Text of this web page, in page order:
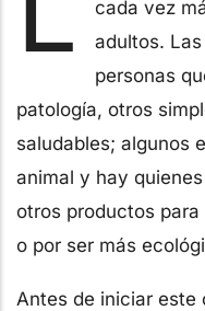
cada vez
adultos.
personas
patología, otros
saludables; algunos
animal y hay
otros productos
o por ser más
Antes de iniciar este